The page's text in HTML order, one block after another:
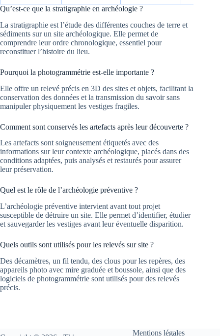
Qu’est-ce que la stratigraphie en archéologie ?
La stratigraphie est l’étude des différentes couches de terre et
sédiments sur un site archéologique. Elle permet de
comprendre leur ordre chronologique, essentiel pour
reconstituer l’histoire du lieu.
Pourquoi la photogrammétrie est-elle importante ?
Elle offre un relevé précis en 3D des sites et objets, facilitant la
conservation des données et la transmission du savoir sans
manipuler physiquement les vestiges fragiles.
Comment sont conservés les artefacts après leur découverte ?
Les artefacts sont soigneusement étiquetés avec des
informations sur leur contexte archéologique, placés dans des
conditions adaptées, puis analysés et restaurés pour assurer
leur préservation.
Quel est le rôle de l’archéologie préventive ?
L’archéologie préventive intervient avant tout projet
susceptible de détruire un site. Elle permet d’identifier, étudier
et sauvegarder les vestiges avant leur éventuelle disparition.
Quels outils sont utilisés pour les relevés sur site ?
Des décamètres, un fil tendu, des clous pour les repères, des
appareils photo avec mire graduée et boussole, ainsi que des
logiciels de photogrammétrie sont utilisés pour des relevés
précis.
Mentions légales